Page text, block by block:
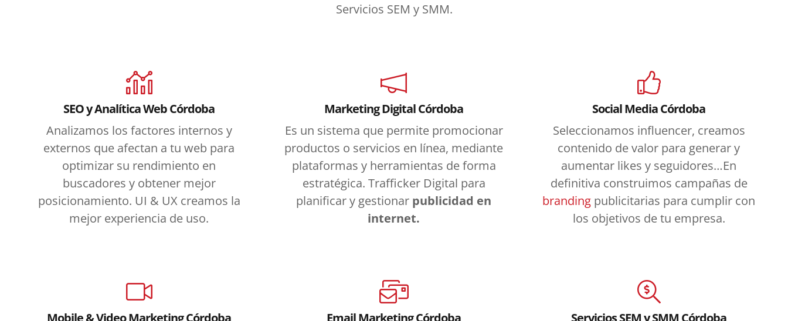
Servicios SEM y SMM.
SEO y Analítica Web Córdoba
Analizamos los factores internos y
externos que afectan a tu web para
optimizar su rendimiento en
buscadores y obtener mejor
posicionamiento. UI & UX creamos la
mejor experiencia de uso.
Marketing Digital Córdoba
Es un sistema que permite promocionar
productos o servicios en línea, mediante
plataformas y herramientas de forma
estratégica. Trafficker Digital para
planificar y gestionar publicidad en
internet.
Social Media Córdoba
Seleccionamos influencer, creamos
contenido de valor para generar y
aumentar likes y seguidores…En
definitiva construimos campañas de
branding publicitarias para cumplir con
los objetivos de tu empresa.
Mobile & Video Marketing Córdoba
Email Marketing Córdoba
Servicios SEM y SMM Córdoba